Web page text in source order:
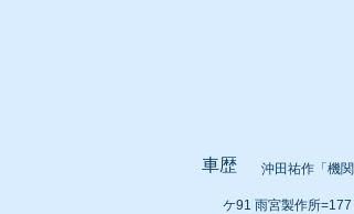
車歴 沖田祐作「機
ケ91 雨宮製作所=177